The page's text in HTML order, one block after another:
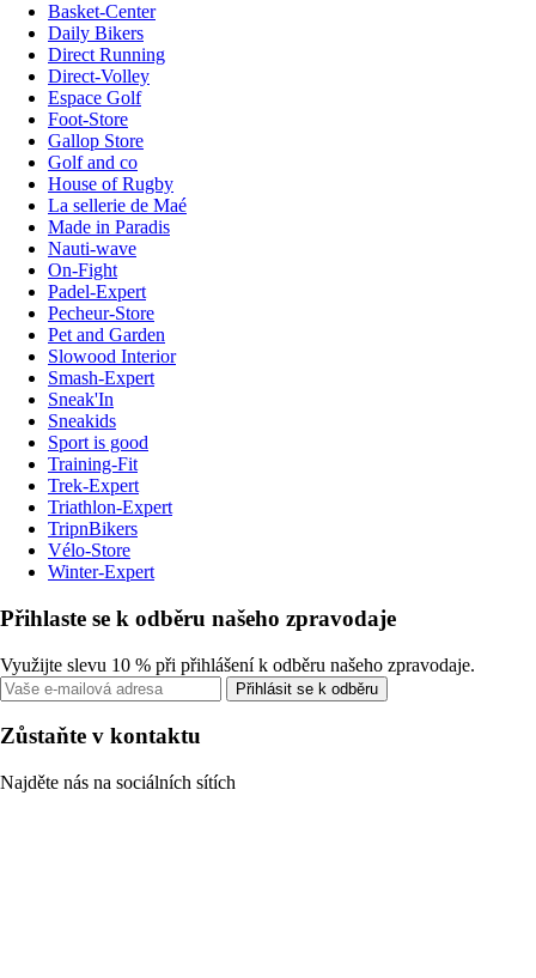
Basket-Center
Daily Bikers
Direct Running
Direct-Volley
Espace Golf
Foot-Store
Gallop Store
Golf and co
House of Rugby
La sellerie de Maé
Made in Paradis
Nauti-wave
On-Fight
Padel-Expert
Pecheur-Store
Pet and Garden
Slowood Interior
Smash-Expert
Sneak'In
Sneakids
Sport is good
Training-Fit
Trek-Expert
Triathlon-Expert
TripnBikers
Vélo-Store
Winter-Expert
Přihlaste se k odběru našeho zpravodaje
Využijte slevu 10 % při přihlášení k odběru našeho zpravodaje.
Přihlásit se k odběru
Zůstaňte v kontaktu
Najděte nás na sociálních sítích